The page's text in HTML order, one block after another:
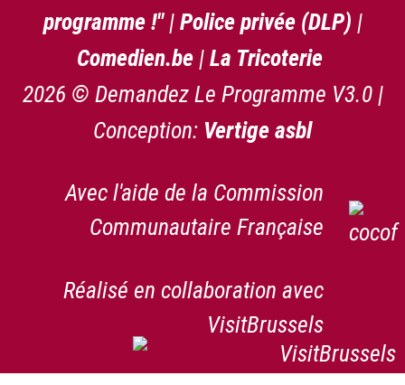
programme !"| Police privée (DLP) |
Comedien.be | La Tricoterie
2026 © Demandez Le Programme V3.0 |
Conception: Vertige asbl
Avec l'aide de la Commission
Communautaire Française
Réalisé en collaboration avec
VisitBrussels